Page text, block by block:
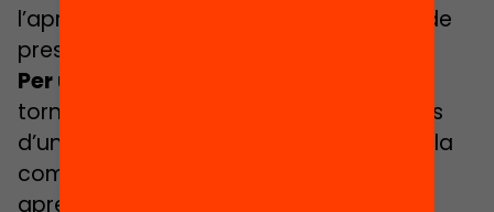
l’aprenentatge en línia i a la modalitat de
presa de decisions integrada.
Per últim, el retorn:
tornada als centres d’alumnat i docents
d’una manera tranquil·la, que enforteixi la
comunitat i que doni peu a reflexionar i
aprendre de la nova situació viscuda.